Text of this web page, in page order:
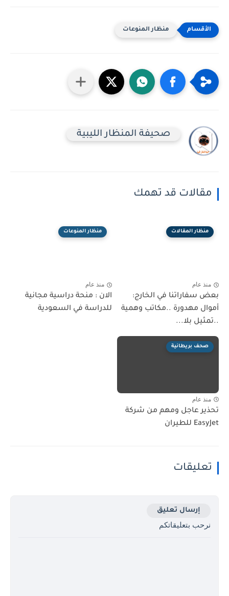
منظار المنوعات
صحيفة المنظار الليبية
مقالات قد تهمك
منظار المقالات
منذ عام
بعض سفاراتنا في الخارج:
أموال مهدورة ..مكاتب وهمية
..تمثيل بلا...
منظار المنوعات
منذ عام
الان : منحة دراسية مجانية
للدراسة في السعودية
صحف بريطانية
منذ عام
تحذير عاجل ومهم من شركة
EasyJet للطيران
تعليقات
إرسال تعليق
نرحب بتعليقاتكم